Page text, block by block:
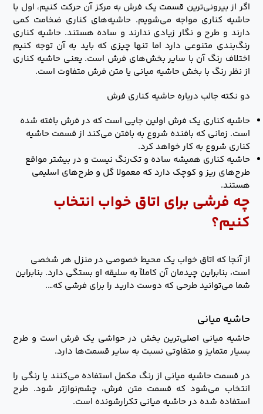
اگر از بیرونی‌ترین قسمت یک فرش به مرکز آن حرکت کنیم، اول با
حاشیه کناری مواجه می‌شویم. حاشیه‌های کناری ضخامت کمی
‌دارند و طرح و نگار زیادی ندارند و ساده هستند. حاشیه کناری
رنگ‌بندی متنوعی دارد اما تنها چیزی که باید به آن توجه کنیم
اختلاف رنگ آن با سایر بخش‌های فرش است. یعنی حاشیه کناری
از نظر رنگ با بخش حاشیه میانی یا متن فرش متفاوت است.
دو نکته جالب درباره حاشیه کناری فرش
حاشیه کناری یک فرش اولین جایی است که در فرش بافته شده
است. زمانی که بافنده شروع به بافتن می‌کند از قسمت حاشیه
کناری شروع به کار خواهد کرد.
حاشیه کناری همیشه ساده و تک‌رنگ نیست و در بیشتر مواقع
طرح‌های ریز و کوچک دارد که معمولا گل و طرح‌های اسلیمی
‌هستند.
چه فرشی برای اتاق خواب انتخاب
کنیم؟
از آنجا که اتاق خواب یک محیط خصوصی در منزل هر شخصی
است، بنابراین چیدمان آن کاملاً به سلیقه او بستگی دارد. بنابراین
شما می‌توانید طرحی که دوست دارید را برای فرشی که….
حاشیه میانی
حاشیه میانی اصلی‌ترین بخش در حواشی یک فرش است و طرح
بسیار متمایز و متفاوتی نسبت به سایر قسمت‌ها دارد.
در قسمت حاشیه میانی از رنگ مکمل استفاده می‌کنند یا رنگی را
انتخاب می‌شود که قسمت متن فرش، چشم‌نوازتر شود. طرح
استفاده شده در حاشیه میانی تکرارشونده است.